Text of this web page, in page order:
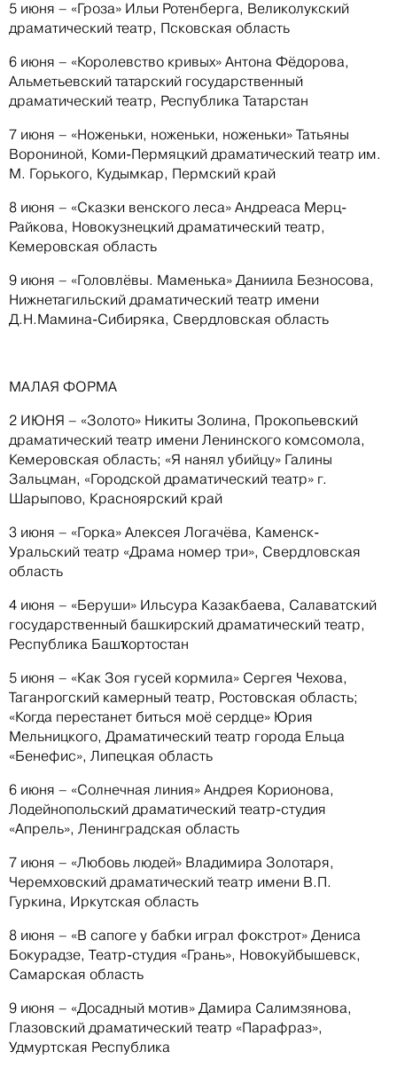
5 июня – «Гроза» Ильи Ротенберга, Великолукский
драматический театр, Псковская область
6 июня – «Королевство кривых» Антона Фёдорова,
Альметьевский татарский государственный
драматический театр, Республика Татарстан
7 июня – «Ноженьки, ноженьки, ноженьки» Татьяны
Ворониной, Коми-Пермяцкий драматический театр им.
М. Горького, Кудымкар, Пермский край
8 июня – «Сказки венского леса» Андреаса Мерц-
Райкова, Новокузнецкий драматический театр,
Кемеровская область
9 июня – «Головлёвы. Маменька» Даниила Безносова,
Нижнетагильский драматический театр имени
Д.Н.Мамина-Сибиряка, Свердловская область
МАЛАЯ ФОРМА
2 ИЮНЯ – «Золото» Никиты Золина, Прокопьевский
драматический театр имени Ленинского комсомола,
Кемеровская область; «Я нанял убийцу» Галины
Зальцман, «Городской драматический театр» г.
Шарыпово, Красноярский край
3 июня – «Горка» Алексея Логачёва, Каменск-
Уральский театр «Драма номер три», Свердловская
область
4 июня – «Беруши» Ильсура Казакбаева, Салаватский
государственный башкирский драматический театр,
Республика Башҡортостан
5 июня – «Как Зоя гусей кормила» Сергея Чехова,
Таганрогский камерный театр, Ростовская область;
«Когда перестанет биться моё сердце» Юрия
Мельницкого, Драматический театр города Ельца
«Бенефис», Липецкая область
6 июня – «Солнечная линия» Андрея Корионова,
Лодейнопольский драматический театр-студия
«Апрель», Ленинградская область
7 июня – «Любовь людей» Владимира Золотаря,
Черемховский драматический театр имени В.П.
Гуркина, Иркутская область
8 июня – «В сапоге у бабки играл фокстрот» Дениса
Бокурадзе, Театр-студия «Грань», Новокуйбышевск,
Самарская область
9 июня – «Досадный мотив» Дамира Салимзянова,
Глазовский драматический театр «Парафраз»,
Удмуртская Республика